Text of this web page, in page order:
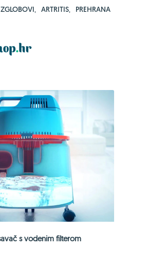
ZGLOBOVI, ARTRITIS, PREHRANA
s vodenim filterom